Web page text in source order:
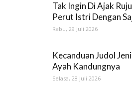
Tak Ingin Di Ajak
Perut Istri Dengan
Rabu, 29 Juli 2026
Kecanduan Judol
Ayah Kandungnya
Selasa, 28 Juli 2026